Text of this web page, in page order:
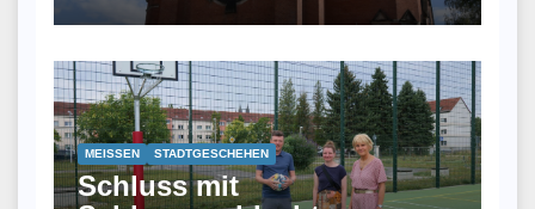
MEISSEN STADTGESCHEHEN
Schluss mit